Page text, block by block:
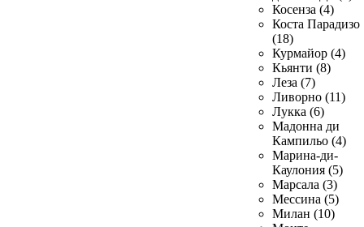
Косенза (4)
Коста Парадизо
(18)
Курмайор (4)
Кьянти (8)
Леза (7)
Ливорно (11)
Лукка (6)
Мадонна ди
Кампильо (4)
Марина-ди-
Каулония (5)
Марсала (3)
Мессина (5)
Милан (10)